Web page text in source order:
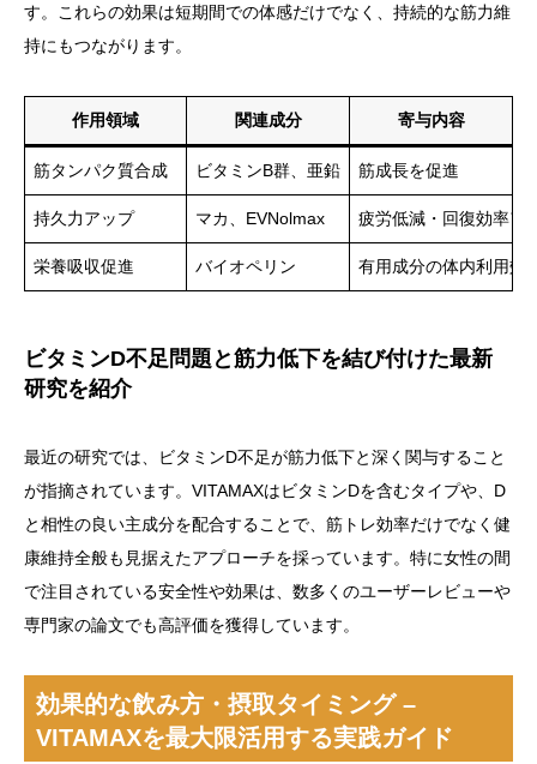
す。これらの効果は短期間での体感だけでなく、持続的な筋力維
持にもつながります。
作用領域 関連成分 寄与内容
筋タンパク質合成 ビタミンB群、亜鉛 筋成長を促進
持久力アップ マカ、EVNolmax 疲労低減・回復効率ア
栄養吸収促進 バイオペリン 有用成分の体内利用効
ビタミンD不足問題と筋力低下を結び付けた最新
研究を紹介
最近の研究では、ビタミンD不足が筋力低下と深く関与すること
が指摘されています。VITAMAXはビタミンDを含むタイプや、D
と相性の良い主成分を配合することで、筋トレ効率だけでなく健
康維持全般も見据えたアプローチを採っています。特に女性の間
で注目されている安全性や効果は、数多くのユーザーレビューや
専門家の論文でも高評価を獲得しています。
効果的な飲み方・摂取タイミング –
VITAMAXを最大限活用する実践ガイド